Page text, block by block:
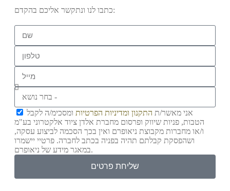
כתבו לנו ונתקשר אליכם בהקדם:
אני מאשר/ת התקנון ומדיניות הפרטיות ומסכימ/ה לקבל
הטבות, פניות שיווק ופרסום מחברת אלדן ציוד אלקטרוני בע"מ
ו/או מחברות מקבוצת ניאופרם ואין בכך הסכמה לביצוע עסקה,
ושהפסקת קבלתם תהיה בפניה בכתב לחברה. פרטיי יישמרו
במאגר מידע של ניאופרם.
שליחת פרטים